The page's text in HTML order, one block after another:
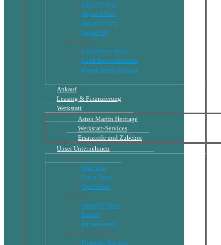
Jaguar F-Type
Jaguar I-Pace
Jaguar F-Pace
Jaguar XF
Land Rover
Land Rover Köln
Land Rover Defender
Range Rover Evoque
Ankauf
Leasing & Finanzierung
Werkstatt
Aston Martin Heritage
Werkstatt-Services
Ersatzteile und Zubehör
Unser Unternehmen
Über Uns
Über Uns
Unser Team
Geschichte
Aktuelles
Aktuelle News
Events
Impressionen
Service & Kontakt
Premium Services